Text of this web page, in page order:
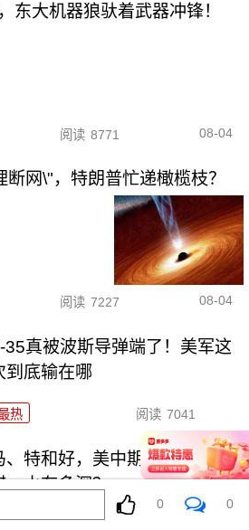
东大机器狼驮着武器冲锋！
阅读 8771 08-04
网\"，特朗普忙递橄榄枝？
阅读 7227 08-04
35真被波斯导弹端了！美军这
到底输在哪
热 阅读 7041
、特和好，美中期选举这盘大
，水有多深？
0 0